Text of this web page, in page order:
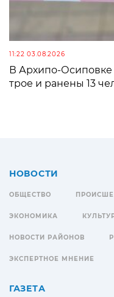
11:22 03.08.2026
В Архипо-
трое и ранены 13
НОВОСТИ
ОБЩЕСТВО
ЭКОНОМИКА
НОВОСТИ РАЙОНОВ
ЭКСПЕРТНОЕ МНЕНИЕ
ГАЗЕТА